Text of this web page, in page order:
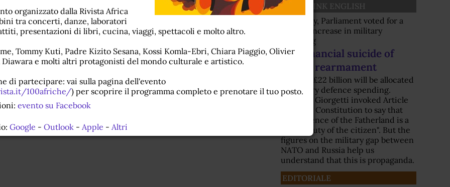
PEACELINK ENGLISH
Yesterday, Parliament voted for a
further increase in military
spending
The financial suicide of
Italian rearmament
Another £22 billion will be allocated
to military defence spending.
Minister Giorgetti invoked Article
52 of the Constitution to say that
"the defence of the Fatherland is a
sacred duty of the citizen". But the
figures on the military gap between
NATO and Russia help us
understand that this is propaganda.
EDITORIALE
organizzato dalla Rivista Africa
tra concerti, danze, laboratori
presentazioni di libri, cucina, viaggi, spettacoli e molto altro.
Tommy Kuti, Padre Kizito Sesana, Kossi Komla-Ebri, Chiara Piaggio, Olivier
Diawara e molti altri protagonisti del mondo culturale e artistico.
di partecipare: vai sulla pagina dell'evento
100afriche/) per scoprire il programma completo e prenotare il tuo posto.
evento su Facebook
Google - Outlook- Apple - Altri